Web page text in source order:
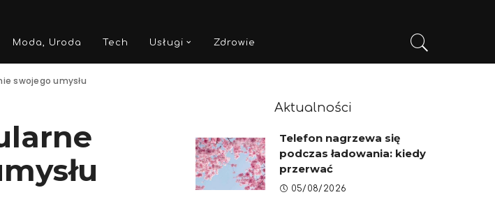
Moda, Uroda Tech Usługi Zdrowie
swojego umysłu
Aktualności
Telefon nagrzewa się
podczas ładowania: kiedy
przerwać
05/08/2026